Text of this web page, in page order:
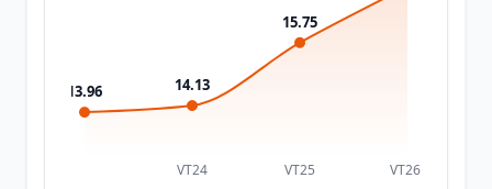
VT24 VT25 VT26
13.96 14.13
15.75